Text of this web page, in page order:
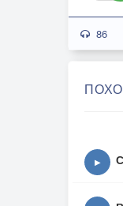
86
▶